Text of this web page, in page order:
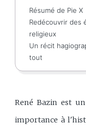
Résumé de Pie X
Redécouvrir des
religieux
Un récit
tout
René Bazin est
importance à